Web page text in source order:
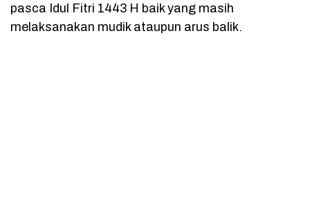
pasca Idul Fitri 1443 H baik yang masih
melaksanakan mudik ataupun arus balik.